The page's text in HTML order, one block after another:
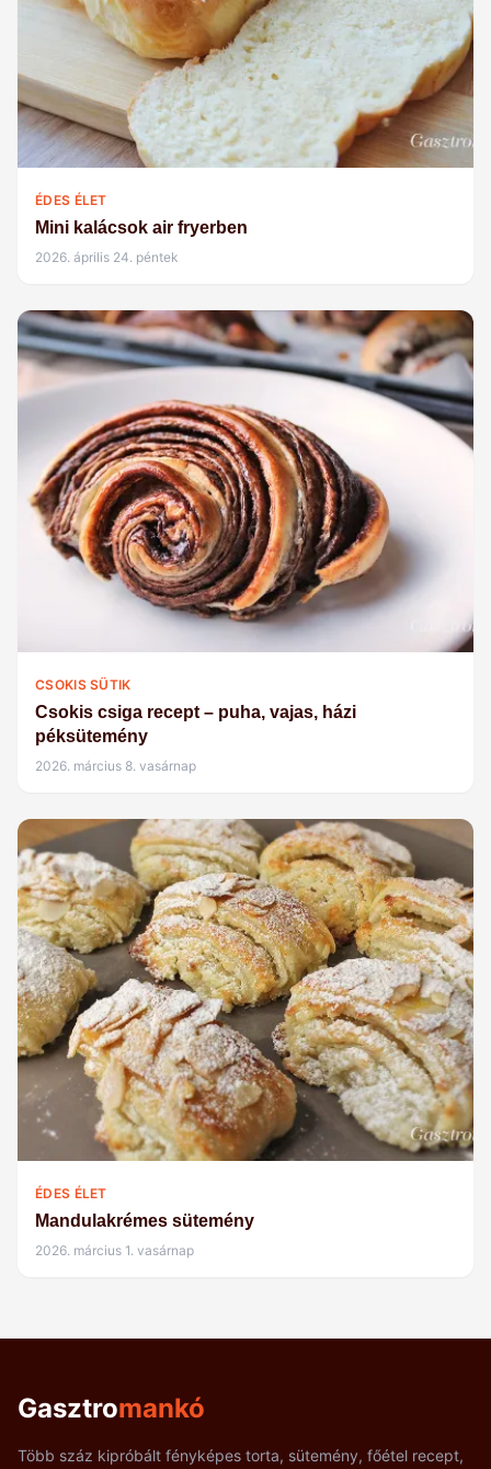
ÉDES ÉLET
Mini kalácsok air fryerben
2026. április 24. péntek
CSOKIS SÜTIK
Csokis csiga recept – puha, vajas, házi
péksütemény
2026. március 8. vasárnap
ÉDES ÉLET
Mandulakrémes sütemény
2026. március 1. vasárnap
Gasztromankó
Több száz kipróbált fényképes torta, sütemény, főétel recept,